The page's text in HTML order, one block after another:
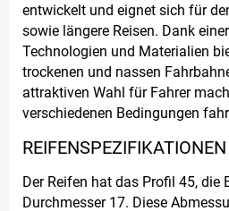
entwickelt und eignet sich für
sowie längere Reisen. Dank
Technologien und Materialien
trockenen und nassen
attraktiven Wahl für Fahrer
verschiedenen Bedingungen
REIFENSPEZIFIKATIONEN
Der Reifen hat das Profil 45, die
Durchmesser 17. Diese